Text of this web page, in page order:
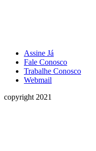
Assine Já
Fale Conosco
Trabalhe Conosco
Webmail
copyright 2021